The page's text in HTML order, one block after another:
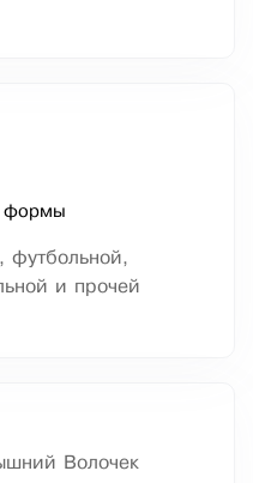
формы
футбольной,
и прочей
Волочек